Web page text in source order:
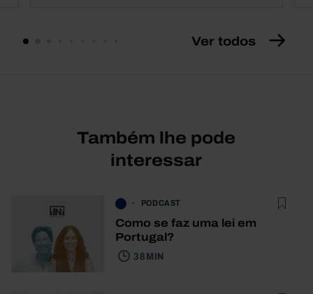
Ver todos
Também lhe pode
interessar
PODCAST
Como se faz uma lei em
Portugal?
38 MIN